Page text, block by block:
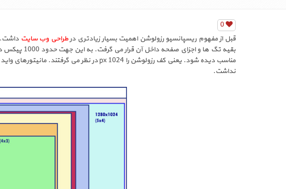
0
قبل از مفهوم ریسپانسیو رزولوشن اهمیت بسیار زیادتری درطراحی وب سایت
نداشت.